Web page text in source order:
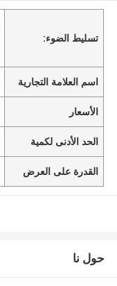
تسليط الضوء:
اسم العلامة التجارية
الأسعار
الحد الأدنى لكمية
القدرة على العرض
حول نا